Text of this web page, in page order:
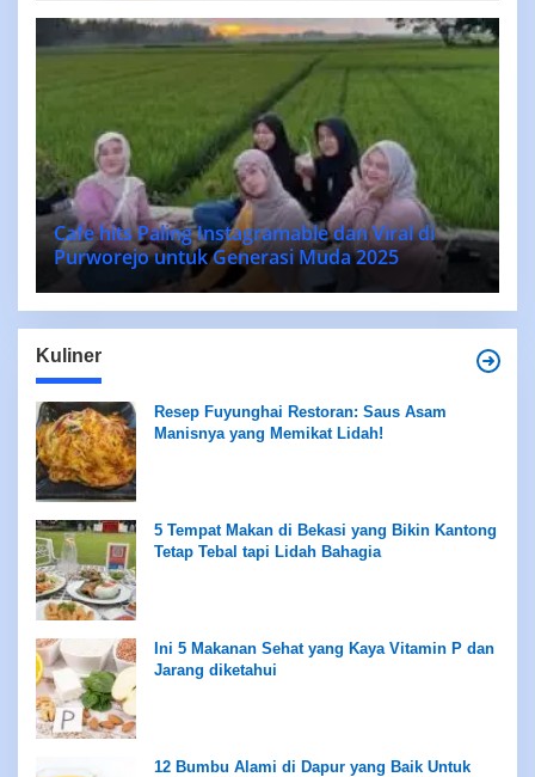
Cafe hits Paling Instagramable dan Viral di
Purworejo untuk Generasi Muda 2025
Kuliner
Resep Fuyunghai Restoran: Saus Asam
Manisnya yang Memikat Lidah!
5 Tempat Makan di Bekasi yang Bikin Kantong
Tetap Tebal tapi Lidah Bahagia
Ini 5 Makanan Sehat yang Kaya Vitamin P dan
Jarang diketahui
12 Bumbu Alami di Dapur yang Baik Untuk